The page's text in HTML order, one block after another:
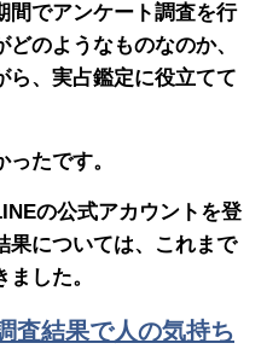
間でアンケート調査を行
のようなものなのか、
ら、実占鑑定に役立てて
たです。
の公式アカウントを登
果については、これまで
した。
査結果で人の気持ち